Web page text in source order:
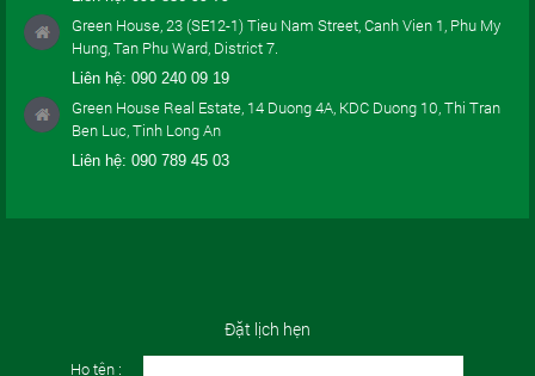
Green House, 23 (SE12-1) Tieu Nam Street, Canh Vien 1, Phu My
Hung, Tan Phu Ward, District 7.
Liên hệ: 090 240 09 19
Green House Real Estate, 14 Duong 4A, KDC Duong 10, Thi Tran
Ben Luc, Tinh Long An
Liên hệ: 090 789 45 03
Đặt lịch hẹn
Họ tên :